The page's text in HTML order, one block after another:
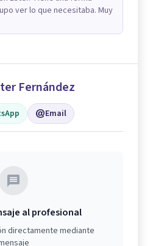
ver lo que necesitaba. Muy
Fernández
Email
al profesional
directamente mediante